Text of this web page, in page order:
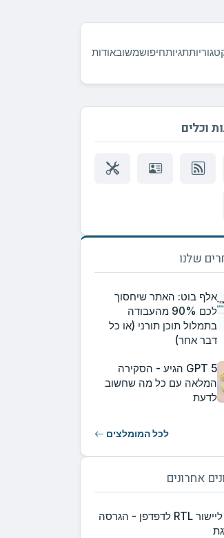
תגיותחיפושמשובאודות
וכלים
שלנו
אלף בוט: האתר שיחסוך
לכם 90% מהעבודה
בתמלול תוכן תורני (או כל
דבר אחר)
GPT 5 הגיע - הסקירה
המלאה עם כל מה שחשוב
לדעת
לכל המומלצים
אחרונים
סימנייה ליישור RTL לדפדפן - הגרסה